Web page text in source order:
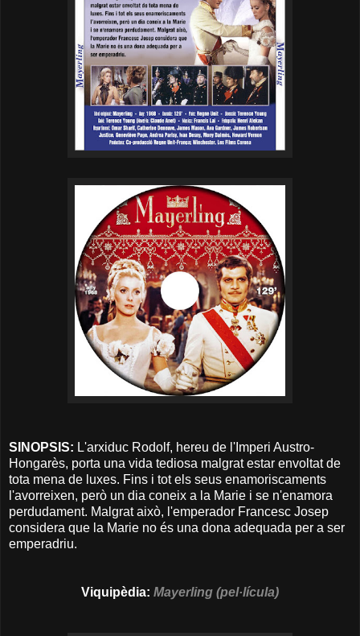
SINOPSIS: L'arxiduc Rodolf, hereu de l'Imperi Austro-
Hongarès, porta una vida tediosa malgrat estar envoltat de
tota mena de luxes. Fins i tot els seus enamoriscaments
l'avorreixen, però un dia coneix a la Marie i se n'enamora
perdudament. Malgrat això, l'emperador Francesc Josep
considera que la Marie no és una dona adequada per a ser
emperadriu.
Viquipèdia: Mayerling (pel·lícula)